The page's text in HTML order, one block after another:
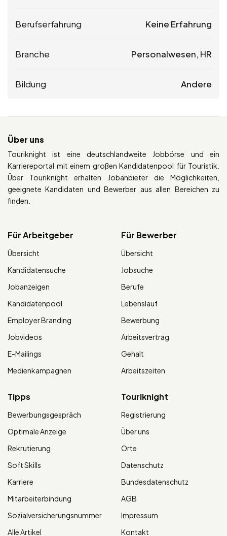
Berufserfahrung Keine Erfahrung
Branche Personalwesen, HR
Bildung Andere
Über uns
Touriknight ist eine deutschlandweite Jobbörse und ein
Karriereportal mit einem großen Kandidatenpool für Touristik.
Über Touriknight erhalten Jobanbieter die Möglichkeiten,
geeignete Kandidaten und Bewerber aus allen Bereichen zu
finden.
Für Arbeitgeber
Übersicht
Kandidatensuche
Jobanzeigen
Kandidatenpool
Employer Branding
Jobvideos
E-Mailings
Medienkampagnen
Für Bewerber
Übersicht
Jobsuche
Berufe
Lebenslauf
Bewerbung
Arbeitsvertrag
Gehalt
Arbeitszeiten
Tipps
Bewerbungsgespräch
Optimale Anzeige
Rekrutierung
Soft Skills
Karriere
Mitarbeiterbindung
Sozialversicherungsnummer
Alle Artikel
Touriknight
Registrierung
Über uns
Orte
Datenschutz
Bundesdatenschutz
AGB
Impressum
Kontakt